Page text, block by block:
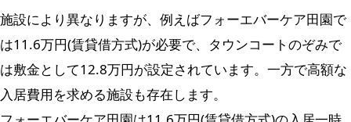
施設により異なりますが、例えばフォーエバーケア田園で
は11.6万円(賃貸借方式)が必要で、タウンコートのぞみで
は敷金として12.8万円が設定されています。一方で高額な
入居費用を求める施設も存在します。